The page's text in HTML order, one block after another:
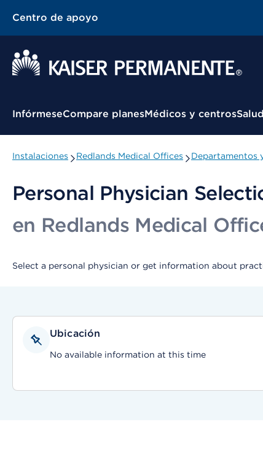
Centro de apoyo
Menú contextual
InfórmeseCompare planesMédicos y centros
Instalaciones Redlands Medical Offices Departamentos
Personal Physician
en Redlands Medical
Select a personal physician or get information about
Ubicación
No available information at this time